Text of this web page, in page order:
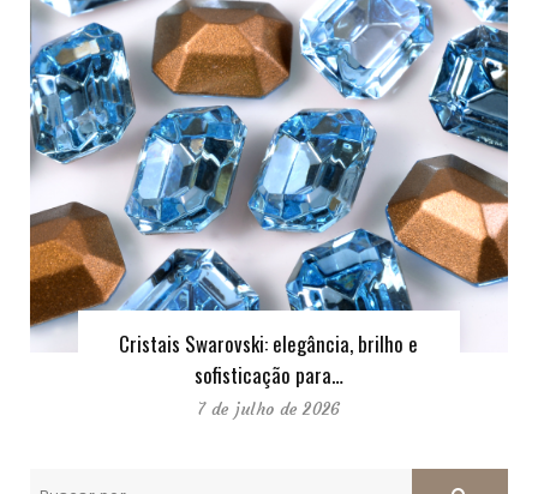
Cristais Swarovski: elegância, brilho e
sofisticação para…
7 de julho de 2026